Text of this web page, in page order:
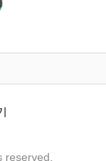
reserved.